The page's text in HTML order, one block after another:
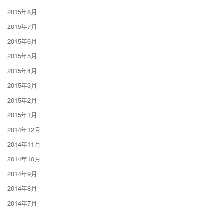
2015年8月
2015年7月
2015年6月
2015年5月
2015年4月
2015年3月
2015年2月
2015年1月
2014年12月
2014年11月
2014年10月
2014年9月
2014年8月
2014年7月